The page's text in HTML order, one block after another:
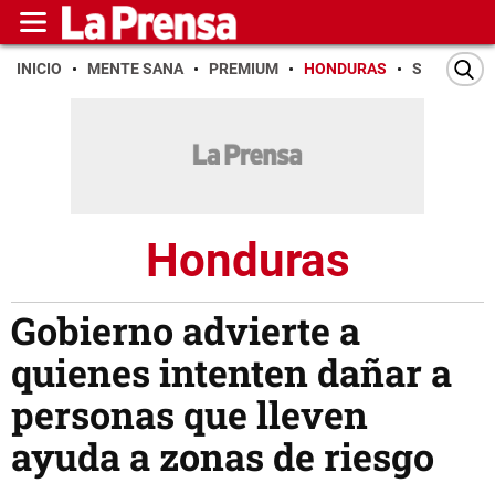
INICIO MENTE SANA PREMIUM HONDURAS SAN PEDRO
Honduras
Gobierno advierte a
quienes intenten dañar a
personas que lleven
ayuda a zonas de riesgo